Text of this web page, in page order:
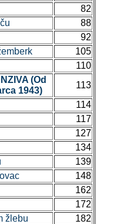
82
88
92
105
110
(Od
1943)
113
114
117
127
134
139
148
162
172
žlebu
182